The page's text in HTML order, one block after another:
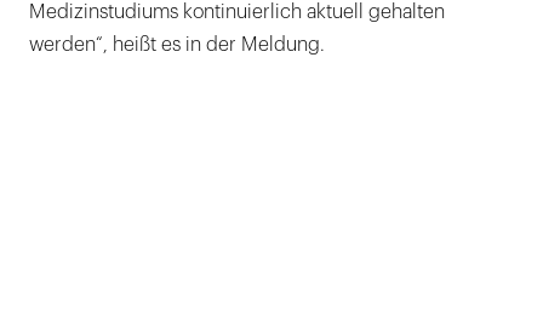
Medizinstudiums kontinuierlich aktuell gehalten
werden“, heißt es in der Meldung.